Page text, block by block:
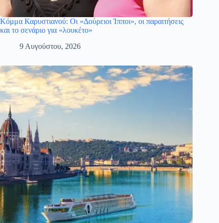
Κόμμα Καρυστιανού: Οι «Δούρειοι Ίπποι», οι παραιτήσεις
και το σενάριο για «λουκέτο»
9 Αυγούστου, 2026